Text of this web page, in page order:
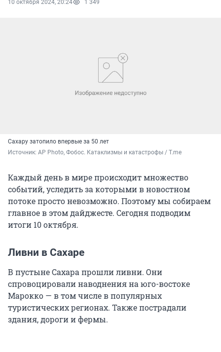
10 октября 2024, 20:24 1 349
Сахару затопило впервые за 50 лет
Источник: AP Photo, Фобос. Катаклизмы и катастрофы / T.me
Каждый день в мире происходит множество
событий, уследить за которыми в новостном
потоке просто невозможно. Поэтому мы собираем
главное в этом дайджесте. Сегодня подводим
итоги 10 октября.
Ливни в Сахаре
В пустыне Сахара прошли ливни. Они
спровоцировали наводнения на юго-востоке
Марокко — в том числе в популярных
туристических регионах. Также пострадали
здания, дороги и фермы.